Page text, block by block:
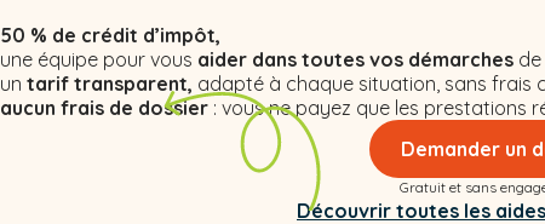
50 % de crédit d’impôt,
une équipe pour vous aider dans toutes vos démarches
un tarif transparent, adapté à chaque situation, sans frais
aucun frais de dossier : vous ne payez que les prestations
Demander un
Gratuit et sans
Découvrir toutes les